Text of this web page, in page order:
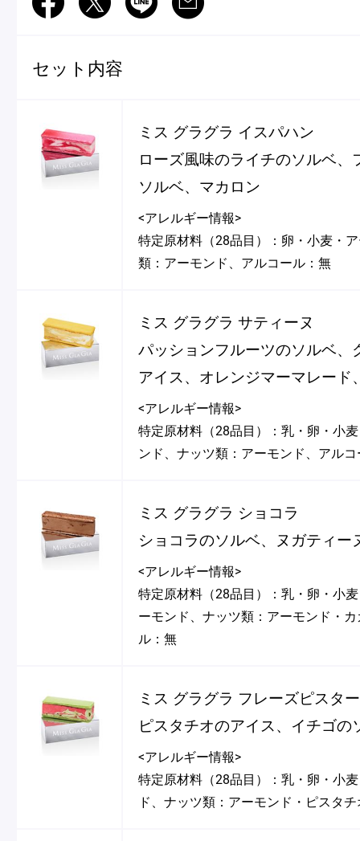
セット内容
ミス グラグラ イスパハン
ローズ風味のライチのソルベ、
ソルベ、マカロン
<アレルギー情報>
特定原材料（28品目）：卵・小麦・
類：アーモンド、アルコール：無
ミス グラグラ サティーヌ
パッションフルーツのソルベ、
アイス、オレンジマーマレード
<アレルギー情報>
特定原材料（28品目）：乳・卵・小
ンド、ナッツ類：アーモンド、アル
ミス グラグラ ショコラ
ショコラのソルベ、ヌガティー
<アレルギー情報>
特定原材料（28品目）：乳・卵・小
ーモンド、ナッツ類：アーモンド・
ル：無
ミス グラグラ フレーズピスタ
ピスタチオのアイス、イチゴの
<アレルギー情報>
特定原材料（28品目）：乳・卵・小
ド、ナッツ類：アーモンド・ピスタ